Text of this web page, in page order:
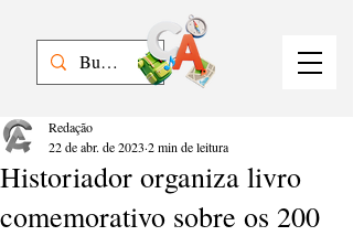
Historiador organiza livro
comemorativo sobre os 200
Redação
22 de abr. de 2023 2 min de leitura